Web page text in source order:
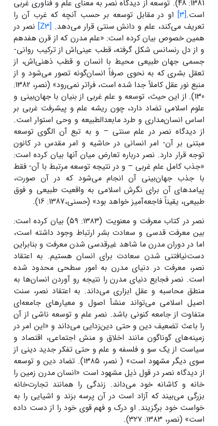
1381: 48). توسعه از دیدگاه نصر به معنای علم و فناوری غربی
است.[3]
او در مقابل توسعه بر حسب آنچه که غرب آن ‌را
تعریف می‌کند، علم و دانش سنتی قرار می‌دهد.[Z3]
نصر در
همین خصوص بیان کرده است: «علم مدرن که از قرن هفدهم
و از دل رنسانس شکل گرفته، قطب عینی‌اش از ترکیب روانی-
جسمی جهان طبیعی محیط با انسان و قطب ذهنی‌اش، از
تعقل بشری که به نحوی صرفاً انسان‌گونه تصور می‌شود و از
منبع نور عقل کاملاً جدا شده است، فراتر نمی‌رود» (نصر، 1382:
130). از این حیث، توسعه و علم غربی از بنیان با جهان‌بینی و
علوم اسلامی تضاد دارد، چون ریشه علم و پیشرفت غربی بر
اساس انسان‌مداری و طرد مابعدالطبیعه و وحی استوار است.
از دیدگاه نصر در علم سنتی – و به تبع آن الگوی توسعه
مبتنی بر آن- امر انسانی در حاشیه و امر مقدس در کانون
توجه قرار دارد. نصر درباره تعارض میان آنها بیان کرده است:
«جذب کامل علم غربی – و در نتیجه توسعه مرتبط با آن- فقط
با جذب جهان‌بینی آن انجام می‌شود که در آن صورت،
پیامدهای آن برای نگرش اسلامی به واقعیت طبیعی و فوق
طبیعی، یقیناً فاجعه‌آمیز خواهد بود» (حسنی،1387: 16).
نصر در کتاب معرفت و معنویت (۱۳۸۳: ۵۹) بیان کرده است:
بین معرفت قدسی و سعادت بشر ارتباط وجود داشته است،
اما در دوران مدرن ما شاهد غیرقدسی شدن معرفت و بنابراین
دست‌نیافتنی شدن سعادت برای انسان هستیم. به اعتقاد
نصر، معرفت در دنیای مدرن به امور سطحی محدود شده
است. نصر فجایع دنیای مدرن را نتیجه رو آوردن انسان‌ها به
منطق محاسبه و عقل ابزاری می‌داند. به اعتقاد نصر، سنت
اصیل اسلامی می‌تواند منشأ اصول و معیارهای جامعه‌ای
متفاوت از جامعه کنونی باشد. نصر علم و توسعه ناشی از آن
را باعث تضعیف دین و حتی دین‌زدایی می‌داند و «این امر در
زمینه‌های گوناگون مانند اخلاق و منش اجتماعی، اقتصاد و
سیاست از یک سو و فلسفه و علم و حتی تفکر جدید دینی از
سوی دیگر مشهود است» ( نصر، ۱۳۸۵). تضاد دین و توسعه
از دیدگاه نصر در قول ذیل مشهود است «انسان مدرن زمین را
خانه و کاشانه خود می‌داند. زندگی را همانند تجارت‌خانه
بزرگی می‌بیند که آزاد است در آن پرسه بزند و اشیایی را به
خواست خود برگزیند. او درک و فهم قوی خود را از دست داده
است» (نصر، ۱۳۸۳: ۳۲۷).